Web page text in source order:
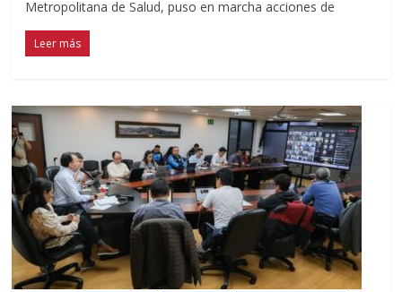
Metropolitana de Salud, puso en marcha acciones de
Leer más